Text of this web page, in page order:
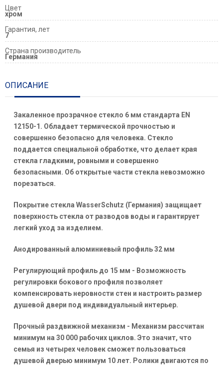
Цвет
хром
Гарантия, лет
7
Страна производитель
Германия
ОПИСАНИЕ
Закаленное прозрачное стекло 6 мм стандарта EN
12150-1. Обладает термической прочностью и
совершенно безопасно для человека. Стекло
поддается специальной обработке, что делает края
стекла гладкими, ровными и совершенно
безопасными. Об открытые части стекла невозможно
порезаться.
Покрытие стекла WasserSchutz (Германия) защищает
поверхность стекла от разводов воды и гарантирует
легкий уход за изделием.
Анодированный алюминиевый профиль 32 мм
Регулирующий профиль до 15 мм - Возможность
регулировки бокового профиля позволяет
компенсировать неровности стен и настроить размер
душевой двери под индивидуальный интерьер.
Прочный раздвижной механизм - Механизм рассчитан
минимум на 30 000 рабочих циклов. Это значит, что
семья из четырех человек сможет пользоваться
душевой дверью минимум 10 лет. Ролики двигаются по